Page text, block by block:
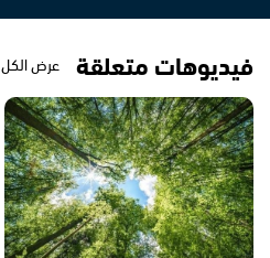
فيديوهات متعلقة عرض الكل